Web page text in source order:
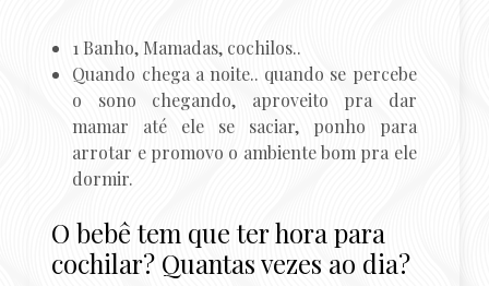
1 Banho, Mamadas, cochilos..
Quando chega a noite.. quando se percebe
o sono chegando, aproveito pra dar
mamar até ele se saciar, ponho para
arrotar e promovo o ambiente bom pra ele
dormir.
O bebê tem que ter hora para
cochilar? Quantas vezes ao dia?